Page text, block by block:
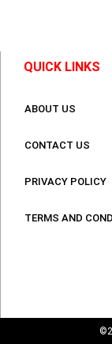
QUICK LINKS
ABOUT US
CONTACT US
PRIVACY POLICY
TERMS AND